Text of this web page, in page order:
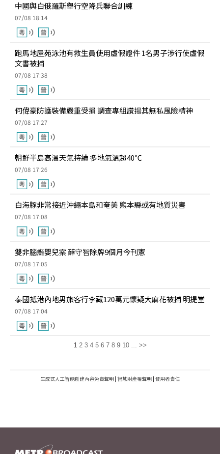
中國與白俄羅斯舉行空降兵聯合訓練
07/08 18:14
跑馬地屋苑泳池有救生員使用虛假證件 1名男子涉行使虛假
文書被捕
07/08 17:38
何偉豪防護裝備嚴重受損 調查專組讚揚其無私風險精神
07/08 17:27
朝鮮半島高溫天氣持續 多地氣溫超40℃
07/08 17:26
白海豚非常接近沖繩本島和奄美 熊本縣或有地質災害
07/08 17:08
雙非腦癱嬰兒案 薛守智除牌9個月今刊憲
07/08 17:05
泰國抵港內地男旅客行李藏120萬元懷疑大麻花被捕 明提堂
07/08 17:04
1 2 3 4 5 6 7 8 9 10 ... >>
生成式人工智能創建內容免責聲明 | 智慧財產權聲明 | 使用者責任